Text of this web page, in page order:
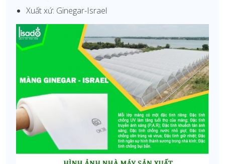
Xuất xứ: Ginegar-Israel